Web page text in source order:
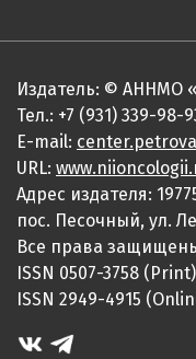
Издатель: © АННМО
Тел.: +7 (931) 339-98-
E-mail:
URL:
Адрес издателя:
пос. Песочный, ул.
Все права
ISSN 0507-3758 (Print)
ISSN 2949-4915